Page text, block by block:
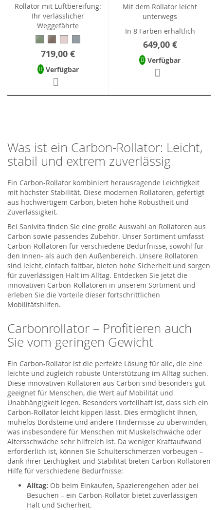
Rollator mit Luftbereifung:
Ihr verlässlicher
Weggefährte
719,00 €
Verfügbar
Mit dem Rollator leicht
unterwegs
In 8 Farben erhältlich
649,00 €
Verfügbar
Was ist ein Carbon-Rollator: Leicht,
stabil und extrem zuverlässig
Ein Carbon-Rollator kombiniert herausragende Leichtigkeit
mit höchster Stabilität. Diese modernen Rollatoren, gefertigt
aus hochwertigem Carbon, bieten hohe Robustheit und
Zuverlässigkeit.
Bei Sanivita finden Sie eine große Auswahl an Rollatoren aus
Carbon sowie passendes Zubehör. Unser Sortiment umfasst
Carbon-Rollatoren für verschiedene Bedürfnisse, sowohl für
den Innen- als auch den Außenbereich. Unsere Rollatoren
sind leicht, einfach faltbar, bieten hohe Sicherheit und sorgen
für zuverlässigen Halt im Alltag. Entdecken Sie jetzt die
innovativen Carbon-Rollatoren in unserem Sortiment und
erleben Sie die Vorteile dieser fortschrittlichen
Mobilitätshilfen.
Carbonrollator – Profitieren auch
Sie vom geringen Gewicht
Ein Carbon-Rollator ist die perfekte Lösung für alle, die eine
leichte und zugleich robuste Unterstützung im Alltag suchen.
Diese innovativen Rollatoren aus Carbon sind besonders gut
geeignet für Menschen, die Wert auf Mobilität und
Unabhängigkeit legen. Besonders vorteilhaft ist, dass sich ein
Carbon-Rollator leicht kippen lässt. Dies ermöglicht Ihnen,
mühelos Bordsteine und andere Hindernisse zu überwinden,
was insbesondere für Menschen mit Muskelschwäche oder
Altersschwäche sehr hilfreich ist. Da weniger Kraftaufwand
erforderlich ist, können Sie Schulterschmerzen vorbeugen –
dank ihrer Leichtigkeit und Stabilität bieten Carbon Rollatoren
Hilfe für verschiedene Bedürfnisse:
Alltag: Ob beim Einkaufen, Spazierengehen oder bei
Besuchen – ein Carbon-Rollator bietet zuverlässigen
Halt und Sicherheit.